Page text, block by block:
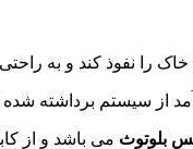
سیستم برداشته شده
بلوتوث می باشد و از